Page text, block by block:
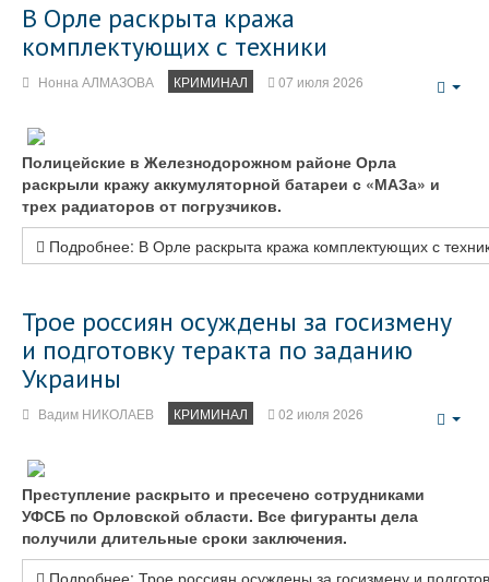
В Орле раскрыта кража
комплектующих с техники
Нонна АЛМАЗОВА КРИМИНАЛ 07 июля 2026
Полицейские в Железнодорожном районе Орла
раскрыли кражу аккумуляторной батареи с «МАЗа» и
трех радиаторов от погрузчиков.
Подробнее: В Орле раскрыта кража комплектующих с
Трое россиян осуждены за госизмену
и подготовку теракта по заданию
Украины
Вадим НИКОЛАЕВ КРИМИНАЛ 02 июля 2026
Преступление раскрыто и пресечено сотрудниками
УФСБ по Орловской области. Все фигуранты дела
получили длительные сроки заключения.
Подробнее: Трое россиян осуждены за госизмену и